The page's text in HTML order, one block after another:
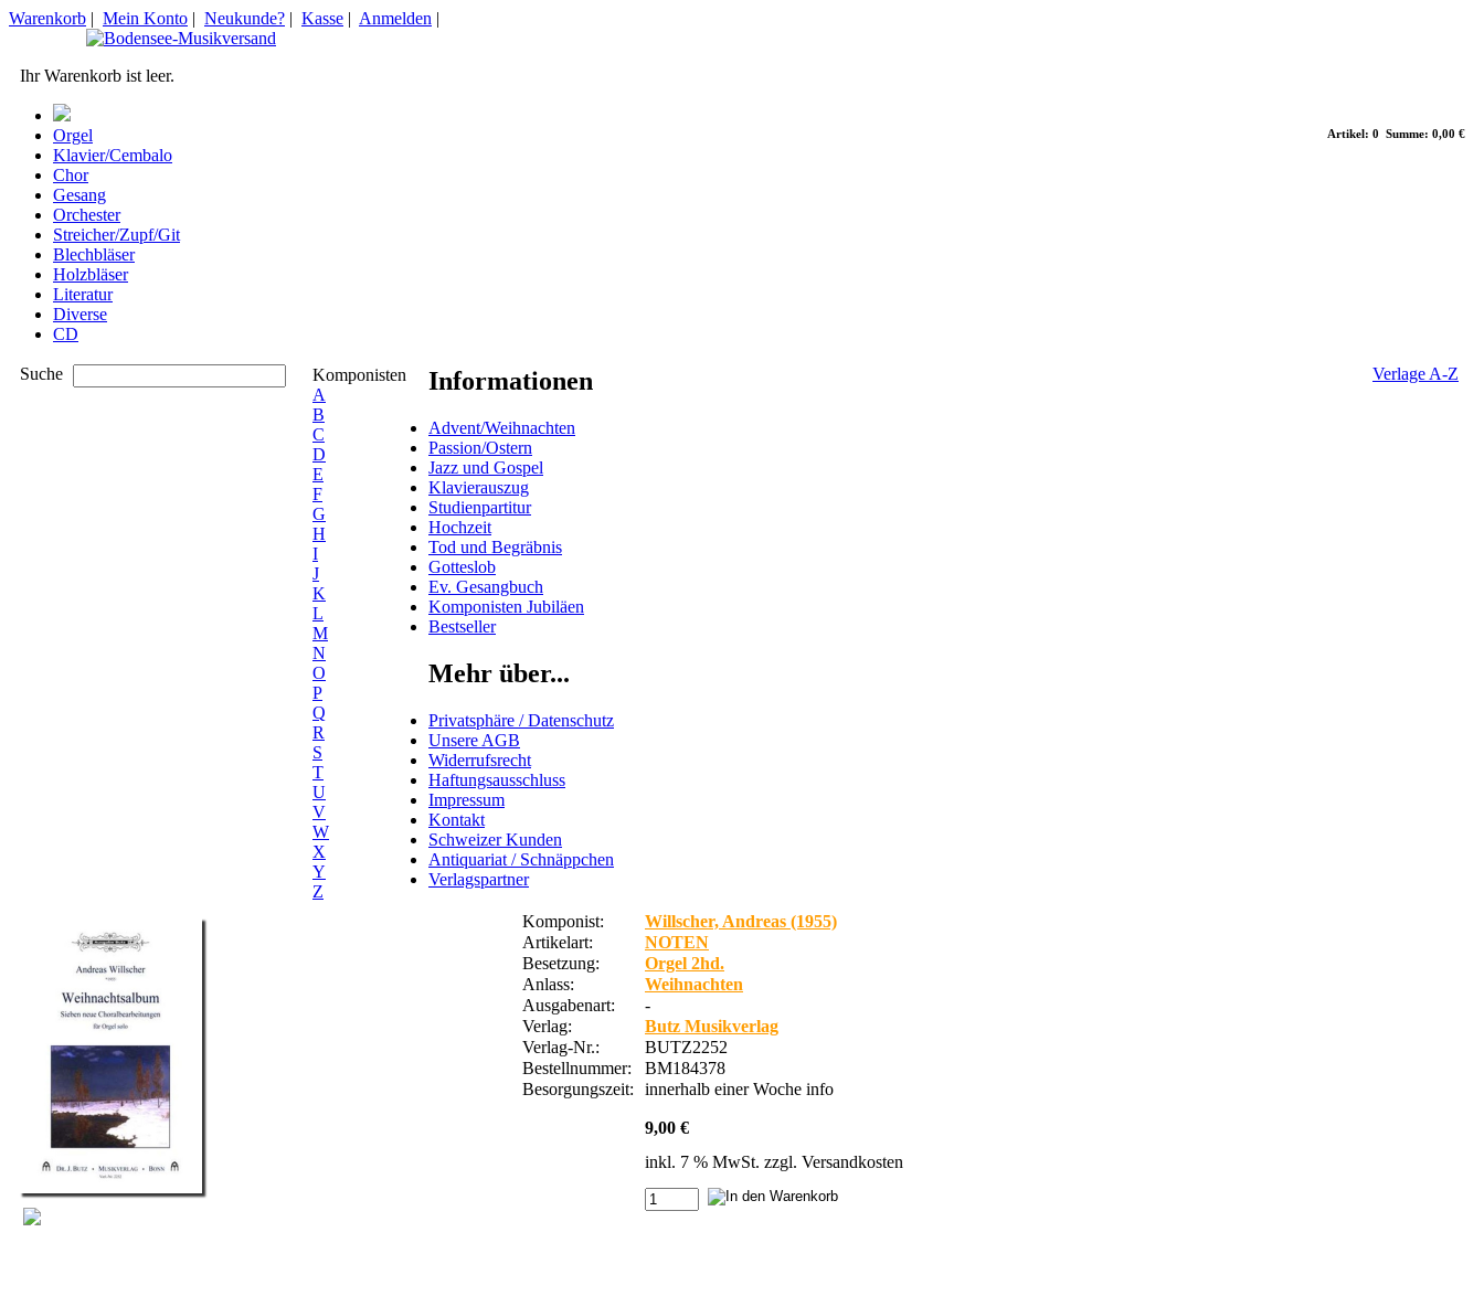
Artikel: 0 Summe: 0,00 €
Warenkorb | Mein Konto | Neukunde? | Kasse | Anmelden |
Ihr Warenkorb ist leer.
Orgel
Klavier/Cembalo
Chor
Gesang
Orchester
Streicher/Zupf/Git
Blechbläser
Holzbläser
Literatur
Diverse
CD
Suche
Komponisten
A
B
C
D
E
F
G
H
I
J
K
L
M
N
O
P
Q
R
S
T
U
V
W
X
Y
Z
Verlage A-Z
Informationen
Advent/Weihnachten
Passion/Ostern
Jazz und Gospel
Klavierauszug
Studienpartitur
Hochzeit
Tod und Begräbnis
Gotteslob
Ev. Gesangbuch
Komponisten Jubiläen
Bestseller
Mehr über...
Privatsphäre / Datenschutz
Unsere AGB
Widerrufsrecht
Haftungsausschluss
Impressum
Kontakt
Schweizer Kunden
Antiquariat / Schnäppchen
Verlagspartner
Komponist:
Willscher, Andreas (1955)
Artikelart:
NOTEN
Besetzung:
Orgel 2hd.
Anlass:
Weihnachten
Ausgabenart:
-
Verlag:
Butz Musikverlag
Verlag-Nr.:
BUTZ2252
Bestellnummer:
BM184378
Besorgungszeit:
innerhalb einer Woche info
9,00 €
inkl. 7 % MwSt. zzgl. Versandkosten